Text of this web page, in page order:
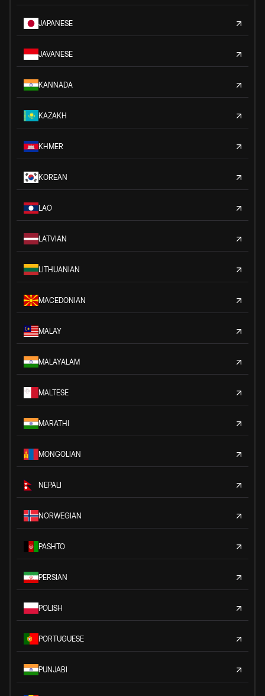
JAPANESE
JAVANESE
KANNADA
KAZAKH
KHMER
KOREAN
LAO
LATVIAN
LITHUANIAN
MACEDONIAN
MALAY
MALAYALAM
MALTESE
MARATHI
MONGOLIAN
NEPALI
NORWEGIAN
PASHTO
PERSIAN
POLISH
PORTUGUESE
PUNJABI